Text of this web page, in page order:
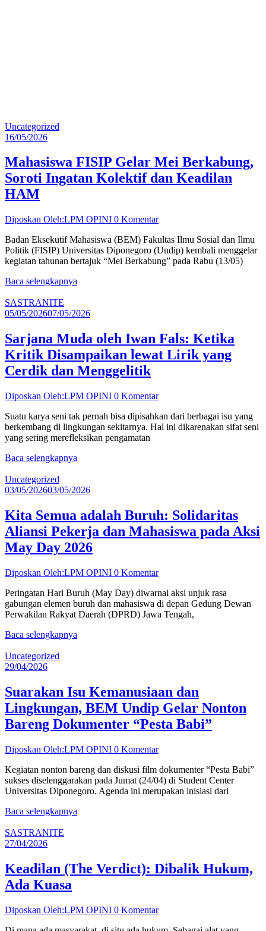
Uncategorized
16/05/2026
Mahasiswa FISIP Gelar Mei Berkabung,
Soroti Ingatan Kolektif dan Keadilan
HAM
Diposkan Oleh:LPM OPINI 0 Komentar
Badan Eksekutif Mahasiswa (BEM) Fakultas Ilmu Sosial dan Ilmu
Politik (FISIP) Universitas Diponegoro (Undip) kembali menggelar
kegiatan tahunan bertajuk “Mei Berkabung” pada Rabu (13/05)
Baca selengkapnya
SASTRANITE
05/05/202607/05/2026
Sarjana Muda oleh Iwan Fals: Ketika
Kritik Disampaikan lewat Lirik yang
Cerdik dan Menggelitik
Diposkan Oleh:LPM OPINI 0 Komentar
Suatu karya seni tak pernah bisa dipisahkan dari berbagai isu yang
berkembang di lingkungan sekitarnya. Hal ini dikarenakan sifat seni
yang sering merefleksikan pengamatan
Baca selengkapnya
Uncategorized
03/05/202603/05/2026
Kita Semua adalah Buruh: Solidaritas
Aliansi Pekerja dan Mahasiswa pada Aksi
May Day 2026
Diposkan Oleh:LPM OPINI 0 Komentar
Peringatan Hari Buruh (May Day) diwarnai aksi unjuk rasa
gabungan elemen buruh dan mahasiswa di depan Gedung Dewan
Perwakilan Rakyat Daerah (DPRD) Jawa Tengah,
Baca selengkapnya
Uncategorized
29/04/2026
Suarakan Isu Kemanusiaan dan
Lingkungan, BEM Undip Gelar Nonton
Bareng Dokumenter “Pesta Babi”
Diposkan Oleh:LPM OPINI 0 Komentar
Kegiatan nonton bareng dan diskusi film dokumenter “Pesta Babi”
sukses diselenggarakan pada Jumat (24/04) di Student Center
Universitas Diponegoro. Agenda ini merupakan inisiasi dari
Baca selengkapnya
SASTRANITE
27/04/2026
Keadilan (The Verdict): Dibalik Hukum,
Ada Kuasa
Diposkan Oleh:LPM OPINI 0 Komentar